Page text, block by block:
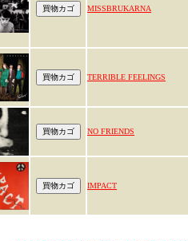
MISSBRUKARNA
TERRIBLE FEELINGS
NO FRIENDS
IMPACT